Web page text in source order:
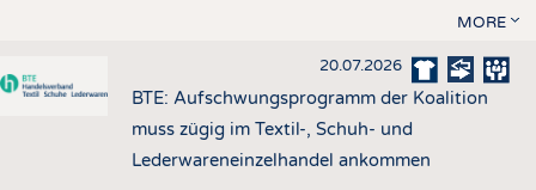
MORE
20.07.2026
BTE: Aufschwungsprogramm der Koalition
muss zügig im Textil-, Schuh- und
Lederwareneinzelhandel ankommen